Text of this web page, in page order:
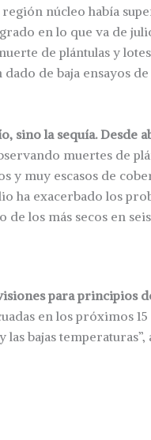
núcleo había
en lo que va de
de plántulas y
de baja ensayos
sino la sequía. Desde
muertes de
y muy escasos de
ha exacerbado los
los más secos en
para principios
en los próximos
bajas temperaturas”,